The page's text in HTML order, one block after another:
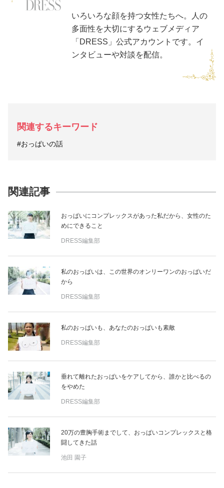
いろいろな顔を持つ女性たちへ。人の
多面性を大切にするウェブメディア
「DRESS」公式アカウントです。イ
ンタビューや対談を配信。
関連するキーワード
#おっぱいの話
関連記事
おっぱいにコンプレックスがあった私だから、女性のた
めにできること
DRESS編集部
私のおっぱいは、この世界のオンリーワンのおっぱいだ
から
DRESS編集部
私のおっぱいも、あなたのおっぱいも素敵
DRESS編集部
垂れて離れたおっぱいをケアしてから、誰かと比べるの
をやめた
DRESS編集部
20万の豊胸手術までして、おっぱいコンプレックスと格
闘してきた話
池田 園子